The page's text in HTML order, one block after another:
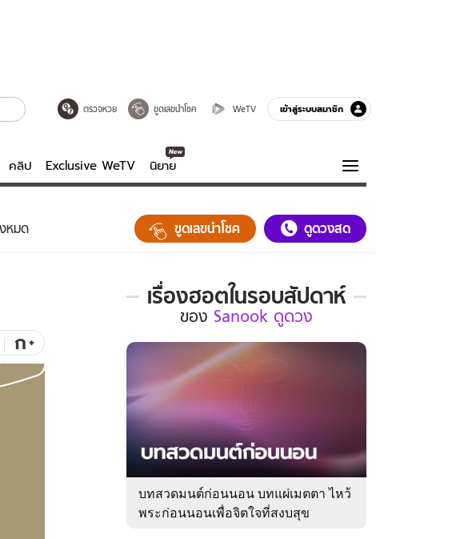
ตรวจหวย ขูดเลขนำโชค WeTV เข้าสู่ระบบสมาชิก
คลิป Exclusive WeTV นิยาย
คลิป
พอดแคสต์
ดูทีวี
ความรู้รอบตัว
ฮาวทู
หมด ขูดเลขนำโชค ดูดวงสด
ก+
เรื่องฮอตในรอบสัปดาห์
เรื่อง
ใน
รอบ
ของ
Sanook
ดูด
ของ Sanook ดูดวง
บทสวดมนต์ก่อนนอน บทแผ่เมตตา ไหว้
พระก่อนนอนเพื่อจิตใจที่สงบสุข